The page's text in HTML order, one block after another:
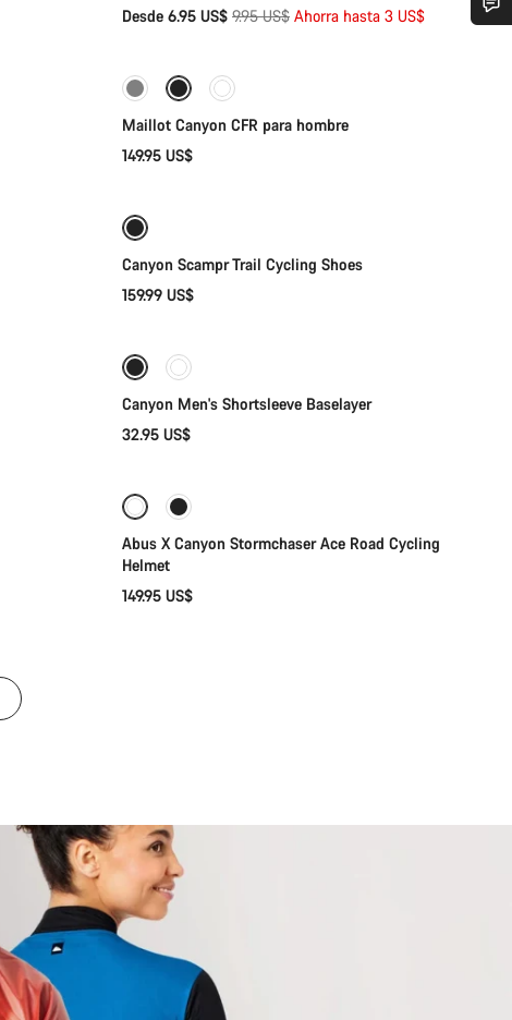
Desde 6.95 US$ Precio
9.95 US$ Ahorra hasta 3 US$
Disponible
Selección rápida
Maillot Canyon CFR para hombre
149.95 US$
Canyon Scampr Trail Cycling Shoes
159.99 US$
Canyon Men's Shortsleeve Baselayer
32.95 US$
Abus X Canyon Stormchaser Ace Road Cycling
Helmet
149.95 US$